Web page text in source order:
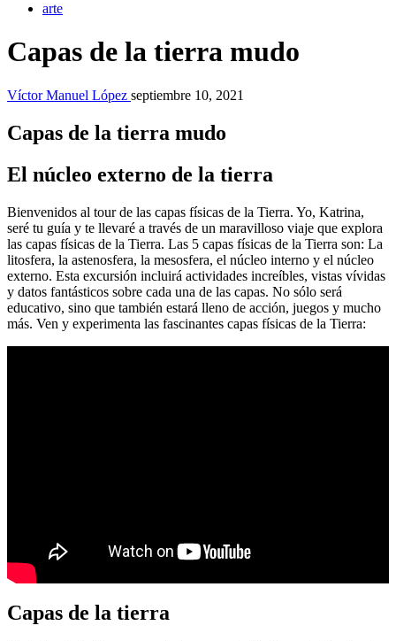
arte
Capas de la tierra mudo
Víctor Manuel López septiembre 10, 2021
Capas de la tierra mudo
El núcleo externo de la tierra
Bienvenidos al tour de las capas físicas de la Tierra. Yo, Katrina,
seré tu guía y te llevaré a través de un maravilloso viaje que explora
las capas físicas de la Tierra. Las 5 capas físicas de la Tierra son: La
litosfera, la astenosfera, la mesosfera, el núcleo interno y el núcleo
externo. Esta excursión incluirá actividades increíbles, vistas vívidas
y datos fantásticos sobre cada una de las capas. No sólo será
educativo, sino que también estará lleno de acción, juegos y mucho
más. Ven y experimenta las fascinantes capas físicas de la Tierra:
Capas de la tierra